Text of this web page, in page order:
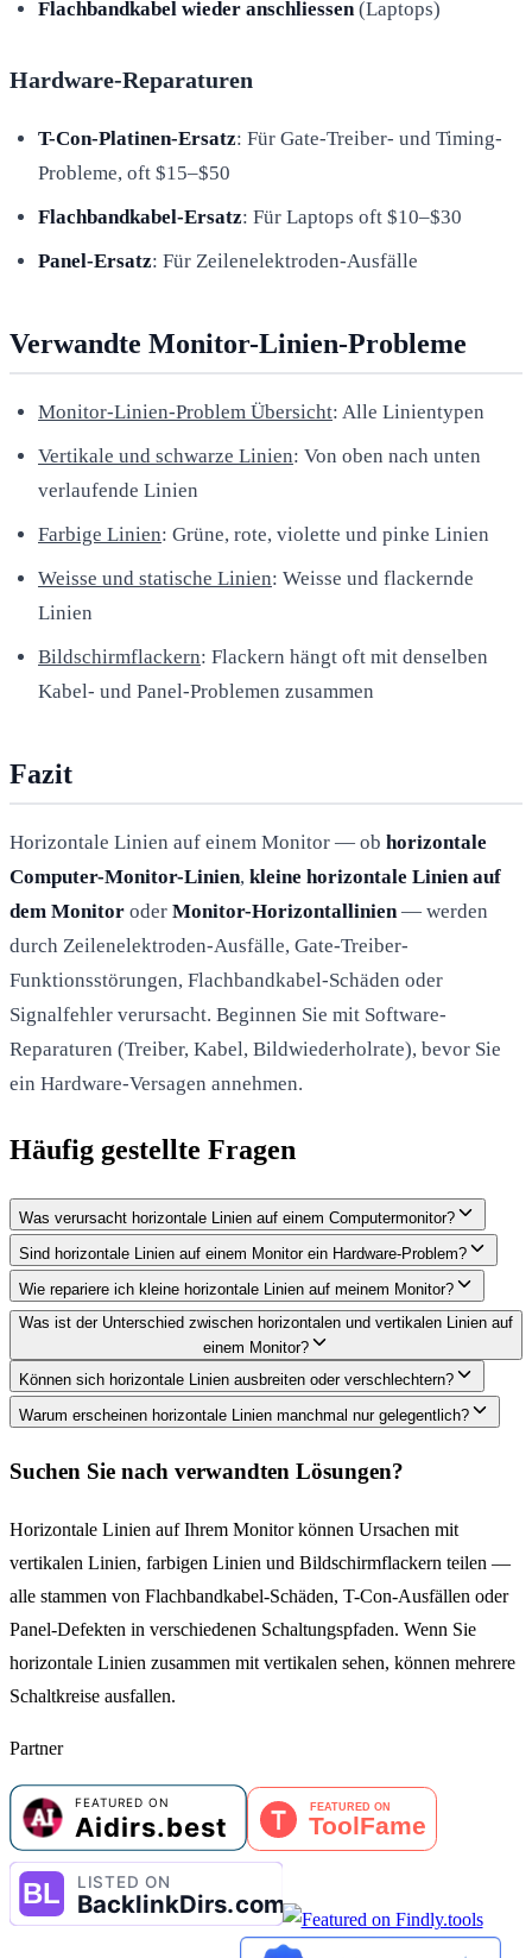
Flachbandkabel wieder anschliessen (Laptops)
Hardware-Reparaturen
T-Con-Platinen-Ersatz: Für Gate-Treiber- und Timing-
Probleme, oft $15–$50
Flachbandkabel-Ersatz: Für Laptops oft $10–$30
Panel-Ersatz: Für Zeilenelektroden-Ausfälle
Verwandte Monitor-Linien-Probleme
Monitor-Linien-Problem Übersicht: Alle Linientypen
Vertikale und schwarze Linien: Von oben nach unten
verlaufende Linien
Farbige Linien: Grüne, rote, violette und pinke Linien
Weisse und statische Linien: Weisse und flackernde
Linien
Bildschirmflackern: Flackern hängt oft mit denselben
Kabel- und Panel-Problemen zusammen
Fazit
Horizontale Linien auf einem Monitor — ob horizontale
Computer-Monitor-Linien, kleine horizontale Linien auf
dem Monitor oder Monitor-Horizontallinien — werden
durch Zeilenelektroden-Ausfälle, Gate-Treiber-
Funktionsstörungen, Flachbandkabel-Schäden oder
Signalfehler verursacht. Beginnen Sie mit Software-
Reparaturen (Treiber, Kabel, Bildwiederholrate), bevor Sie
ein Hardware-Versagen annehmen.
Häufig gestellte Fragen
Was verursacht horizontale Linien auf einem Computermonitor?
Sind horizontale Linien auf einem Monitor ein Hardware-Problem?
Wie repariere ich kleine horizontale Linien auf meinem Monitor?
Was ist der Unterschied zwischen horizontalen und vertikalen Linien auf
einem Monitor?
Können sich horizontale Linien ausbreiten oder verschlechtern?
Warum erscheinen horizontale Linien manchmal nur gelegentlich?
Suchen Sie nach verwandten Lösungen?
Horizontale Linien auf Ihrem Monitor können Ursachen mit
vertikalen Linien, farbigen Linien und Bildschirmflackern teilen —
alle stammen von Flachbandkabel-Schäden, T-Con-Ausfällen oder
Panel-Defekten in verschiedenen Schaltungspfaden. Wenn Sie
horizontale Linien zusammen mit vertikalen sehen, können mehrere
Schaltkreise ausfallen.
Partner